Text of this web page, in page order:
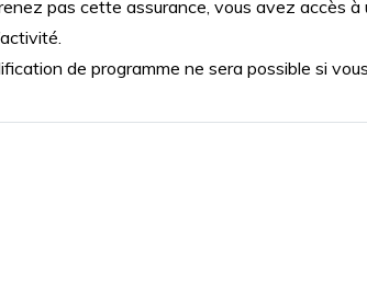
pas cette assurance, vous avez accès
de programme ne sera possible si vous